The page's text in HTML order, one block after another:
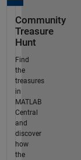
Community
Treasure
Hunt
Find
the
treasures
in
MATLAB
Central
and
discover
how
the